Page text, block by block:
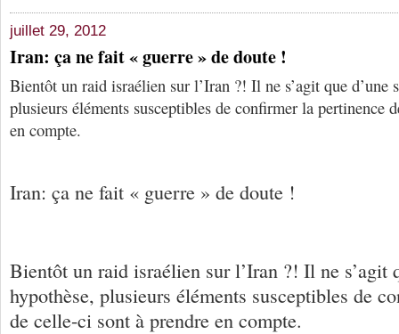
juillet 29, 2012
Iran: ça ne fait « guerre » de doute !
Bientôt un raid israélien sur l’Iran ?! Il ne s’agit que d’une
plusieurs éléments susceptibles de confirmer la pertinence
en compte.
Iran: ça ne fait « guerre » de doute !
Bientôt un raid israélien sur l’Iran ?! Il ne s’agit
hypothèse, plusieurs éléments susceptibles de
de celle-ci sont à prendre en compte.